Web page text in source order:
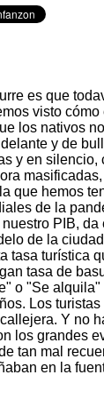
es que
visto cómo
los nativos
y de
y en
que hemos
de la
PIB,
de la
turística
tasa de
o "Se
Los
Y no
los grandes
tan mal
en la